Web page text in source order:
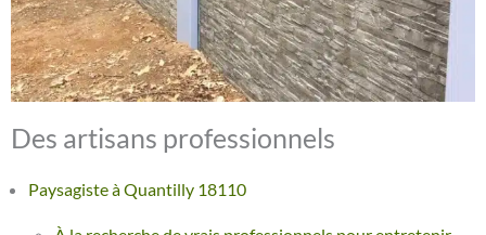
Des artisans professionnels
Paysagiste à Quantilly 18110